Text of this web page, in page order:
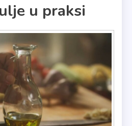
u praksi